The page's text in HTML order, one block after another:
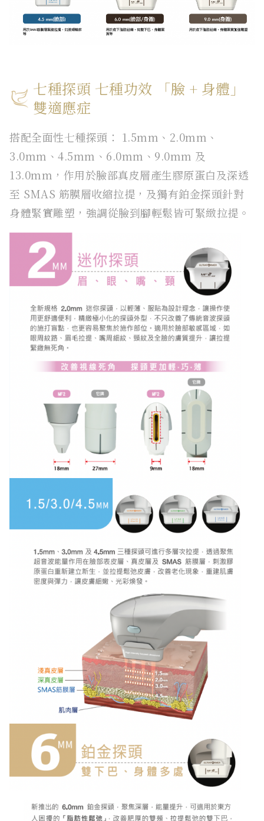
七種探頭 七種功效 「臉 + 身體」
雙適應症
搭配全面性七種探頭： 1.5mm、2.0mm、
3.0mm、4.5mm、6.0mm、9.0mm 及
13.0mm，作用於臉部真皮層產生膠原蛋白及深透
至 SMAS 筋膜層收縮拉提，及獨有鉑金探頭針對
身體緊實雕塑，強調從臉到腳輕鬆皆可緊緻拉提。